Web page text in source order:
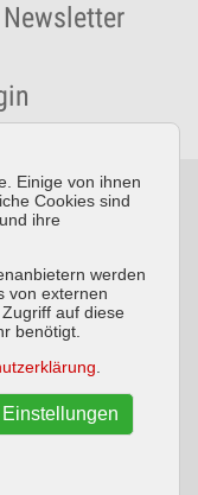
Newsletter
Konrad-Zuse-Straße
(0) 6592 957389-0
20
AGB
Einige von ihnen
Cookies sind
ihre
werden
von externen
auf diese
benötigt.
Einstellungen